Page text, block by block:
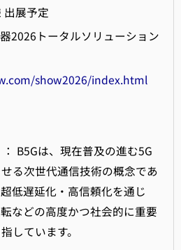
出展予定
2026トータルソリューション
show2026/index.html
B5Gは、現在普及の進む5G
る次世代通信技術の概念であ
低遅延化・高信頼化を通じ
などの高度かつ社会的に重要
しています。